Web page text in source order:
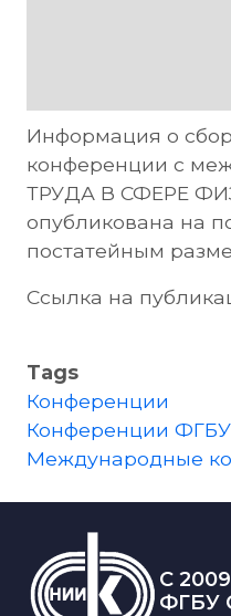
Информация о
конференции с
ТРУДА В СФЕРЕ
опубликована на
постатейным
Ссылка на
Tags
Конференции
Конференции
Международные
C
ФГБУ